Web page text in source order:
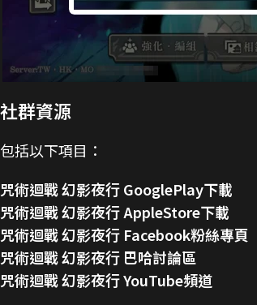
社群資源
包括以下項目：
咒術迴戰 幻影夜行 GooglePlay下載
咒術迴戰 幻影夜行 AppleStore下載
咒術迴戰 幻影夜行 Facebook粉絲專頁
咒術迴戰 幻影夜行 巴哈討論區
咒術迴戰 幻影夜行 YouTube頻道